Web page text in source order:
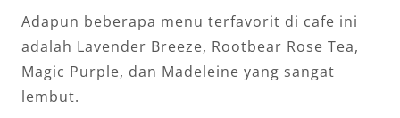
Adapun beberapa menu terfavorit di cafe ini
adalah Lavender Breeze, Rootbear Rose Tea,
Magic Purple, dan Madeleine yang sangat
lembut.